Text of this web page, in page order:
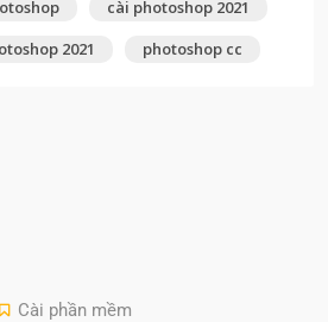
cài photoshop 2021
2021 photoshop cc
Cài phần mềm